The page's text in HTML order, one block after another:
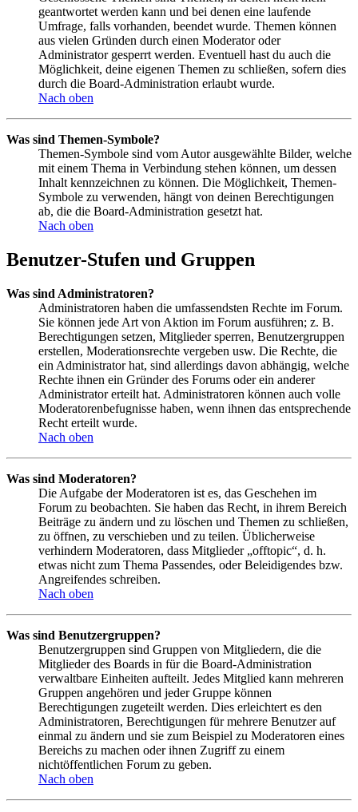
geantwortet werden kann und bei denen eine laufende
Umfrage, falls vorhanden, beendet wurde. Themen können
aus vielen Gründen durch einen Moderator oder
Administrator gesperrt werden. Eventuell hast du auch die
Möglichkeit, deine eigenen Themen zu schließen, sofern dies
durch die Board-Administration erlaubt wurde.
Nach oben
Was sind Themen-Symbole?
Themen-Symbole sind vom Autor ausgewählte Bilder, welche
mit einem Thema in Verbindung stehen können, um dessen
Inhalt kennzeichnen zu können. Die Möglichkeit, Themen-
Symbole zu verwenden, hängt von deinen Berechtigungen
ab, die die Board-Administration gesetzt hat.
Nach oben
Benutzer-Stufen und Gruppen
Was sind Administratoren?
Administratoren haben die umfassendsten Rechte im Forum.
Sie können jede Art von Aktion im Forum ausführen; z. B.
Berechtigungen setzen, Mitglieder sperren, Benutzergruppen
erstellen, Moderationsrechte vergeben usw. Die Rechte, die
ein Administrator hat, sind allerdings davon abhängig, welche
Rechte ihnen ein Gründer des Forums oder ein anderer
Administrator erteilt hat. Administratoren können auch volle
Moderatorenbefugnisse haben, wenn ihnen das entsprechende
Recht erteilt wurde.
Nach oben
Was sind Moderatoren?
Die Aufgabe der Moderatoren ist es, das Geschehen im
Forum zu beobachten. Sie haben das Recht, in ihrem Bereich
Beiträge zu ändern und zu löschen und Themen zu schließen,
zu öffnen, zu verschieben und zu teilen. Üblicherweise
verhindern Moderatoren, dass Mitglieder „offtopic“, d. h.
etwas nicht zum Thema Passendes, oder Beleidigendes bzw.
Angreifendes schreiben.
Nach oben
Was sind Benutzergruppen?
Benutzergruppen sind Gruppen von Mitgliedern, die die
Mitglieder des Boards in für die Board-Administration
verwaltbare Einheiten aufteilt. Jedes Mitglied kann mehreren
Gruppen angehören und jeder Gruppe können
Berechtigungen zugeteilt werden. Dies erleichtert es den
Administratoren, Berechtigungen für mehrere Benutzer auf
einmal zu ändern und sie zum Beispiel zu Moderatoren eines
Bereichs zu machen oder ihnen Zugriff zu einem
nichtöffentlichen Forum zu geben.
Nach oben